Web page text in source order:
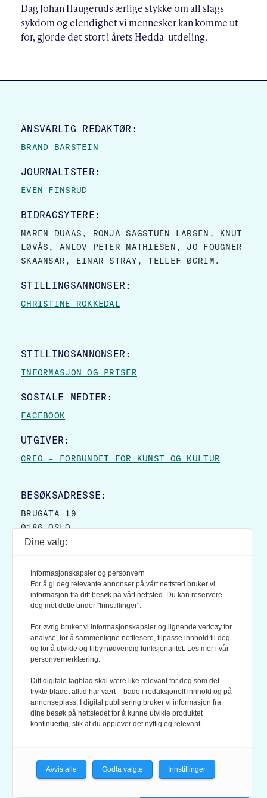
Dag Johan Haugeruds ærlige stykke om all slags
sykdom og elendighet vi mennesker kan komme ut
for, gjorde det stort i årets Hedda-utdeling.
SITE FOOTER
ANSVARLIG REDAKTØR:
BRAND BARSTEIN
JOURNALISTER:
EVEN FINSRUD
BIDRAGSYTERE:
MAREN DUAAS, RONJA SAGSTUEN LARSEN, KNUT
LØVÅS, ANLOV PETER MATHIESEN, JO FOUGNER
SKAANSAR, EINAR STRAY, TELLEF ØGRIM.
STILLINGSANNONSER:
CHRISTINE ROKKEDAL
STILLINGSANNONSER:
INFORMASJON OG PRISER
SOSIALE MEDIER:
FACEBOOK
UTGIVER:
CREO – FORBUNDET FOR KUNST OG KULTUR
BESØKSADRESSE:
BRUGATA 19
0186 OSLO
POSTBOKS 9007 GRØNLAND
0133 OSLO
LES OGSÅ:
KONTEKSTS PERSONVERN-POLICY
KONTEKST ER MEDLEM AV FAGPRESSEN OG
VÆR VARSOM-PLAKATEN
Dine valg:
Informasjonskapsler og personvern
For å gi deg relevante annonser på vårt nettsted bruker vi
informasjon fra ditt besøk på vårt nettsted. Du kan reservere
deg mot dette under "Innstillinger".
For øvrig bruker vi informasjonskapsler og lignende verktøy for
analyse, for å sammenligne nettlesere, tilpasse innhold til deg
og for å utvikle og tilby nødvendig funksjonalitet. Les mer i vår
personvernerklæring.
Ditt digitale fagblad skal være like relevant for deg som det
trykte bladet alltid har vært – bade i redaksjonelt innhold og på
annonseplass. I digital publisering bruker vi informasjon fra
dine besøk på nettstedet for å kunne utvikle produktet
kontinuerlig, slik at du opplever det nyttig og relevant.
Avvis alle Godta valgte Innstillinger